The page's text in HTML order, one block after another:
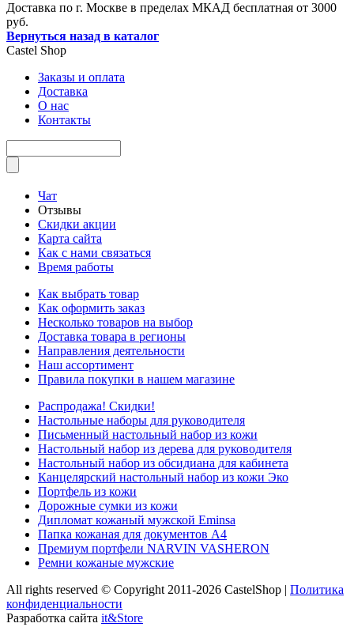
Доставка по г. Москве в пределах МКАД бесплатная от 3000
руб.
Вернуться назад в каталог
Castel Shop
Заказы и оплата
Доставка
О нас
Контакты
Чат
Отзывы
Скидки акции
Карта сайта
Как с нами связаться
Время работы
Как выбрать товар
Как оформить заказ
Несколько товаров на выбор
Доставка товара в регионы
Направления деятельности
Наш ассортимент
Правила покупки в нашем магазине
Распродажа! Скидки!
Настольные наборы для руководителя
Письменный настольный набор из кожи
Настольный набор из дерева для руководителя
Настольный набор из обсидиана для кабинета
Канцелярский настольный набор из кожи Эко
Портфель из кожи
Дорожные сумки из кожи
Дипломат кожаный мужской Eminsa
Папка кожаная для документов А4
Премиум портфели NARVIN VASHERON
Ремни кожаные мужские
All rights reserved © Copyright 2011-2026 CastelShop | Политика
конфиденциальности
Разработка сайта it&Store